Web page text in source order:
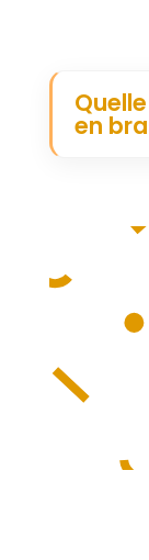
en
d'agrumes